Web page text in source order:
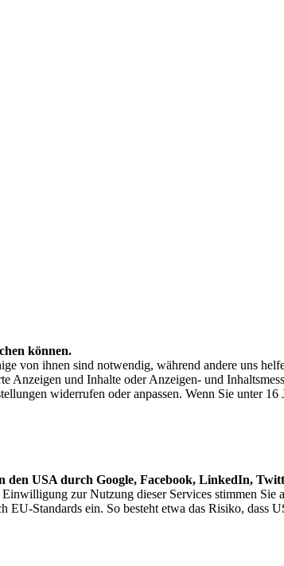
können.
von ihnen sind notwendig, während andere uns
Anzeigen und Inhalte oder Anzeigen- und
widerrufen oder anpassen. Wenn Sie unter
USA durch Google, Facebook, LinkedIn,
zur Nutzung dieser Services stimmen
Standards ein. So besteht etwa das Risiko, dass